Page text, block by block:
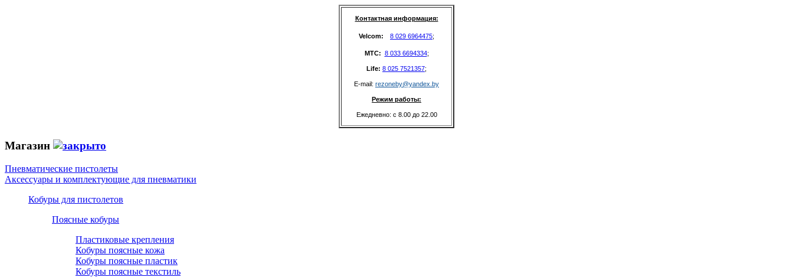
Контактная информация:
Velcom: 8 029 6964475;
MTC: 8 033 6694334;
Life: 8 025 7521357;
E-mail: rezoneby@yandex.by
Режим работы:
Ежедневно: с 8.00 до 22.00
Магазин
Пневматические пистолеты
Аксессуары и комплектующие для пневматики
Кобуры для пистолетов
Поясные кобуры
Пластиковые крепления
Кобуры поясные кожа
Кобуры поясные пластик
Кобуры поясные текстиль